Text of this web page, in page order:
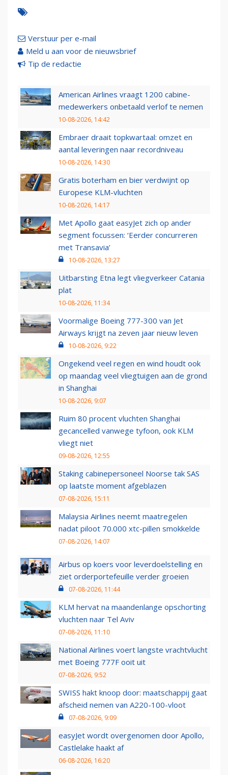
Verstuur per e-mail
Meld u aan voor de nieuwsbrief
Tip de redactie
American Airlines vraagt 1200 cabine-
medewerkers onbetaald verlof te nemen
10-08-2026, 14:42
Embraer draait topkwartaal: omzet en
aantal leveringen naar recordniveau
10-08-2026, 14:30
Gratis boterham en bier verdwijnt op
Europese KLM-vluchten
10-08-2026, 14:17
Met Apollo gaat easyJet zich op ander
segment focussen: ‘Eerder concurreren
met Transavia’
10-08-2026, 13:27
Uitbarsting Etna legt vliegverkeer Catania
plat
10-08-2026, 11:34
Voormalige Boeing 777-300 van Jet
Airways krijgt na zeven jaar nieuw leven
10-08-2026, 9:22
Ongekend veel regen en wind houdt ook
op maandag veel vliegtuigen aan de grond
in Shanghai
10-08-2026, 9:07
Ruim 80 procent vluchten Shanghai
gecancelled vanwege tyfoon, ook KLM
vliegt niet
09-08-2026, 12:55
Staking cabinepersoneel Noorse tak SAS
op laatste moment afgeblazen
07-08-2026, 15:11
Malaysia Airlines neemt maatregelen
nadat piloot 70.000 xtc-pillen smokkelde
07-08-2026, 14:07
Airbus op koers voor leverdoelstelling en
ziet orderportefeuille verder groeien
07-08-2026, 11:44
KLM hervat na maandenlange opschorting
vluchten naar Tel Aviv
07-08-2026, 11:10
National Airlines voert langste vrachtvlucht
met Boeing 777F ooit uit
07-08-2026, 9:52
SWISS hakt knoop door: maatschappij gaat
afscheid nemen van A220-100-vloot
07-08-2026, 9:09
easyJet wordt overgenomen door Apollo,
Castlelake haakt af
06-08-2026, 16:20